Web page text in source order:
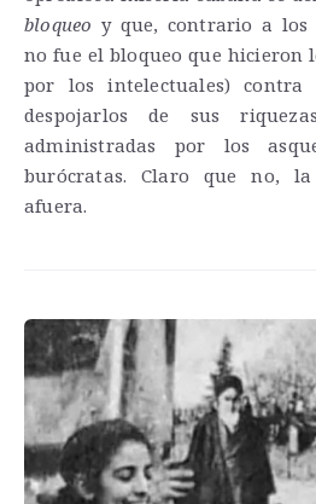
bloqueo y que, contrario a los
no fue el bloqueo que hicieron
por los intelectuales)
despojarlos de sus
administradas por los
burócratas. Claro que no,
afuera.